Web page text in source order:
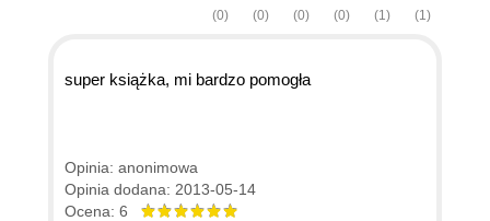
(1)
(1)
(0)
(0)
(0)
(0)
super książka, mi bardzo pomogła
Opinia: anonimowa
Opinia dodana: 2013-05-14
Ocena: 6